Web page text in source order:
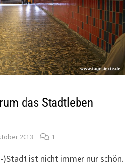
das Stadtleben
2013 1
)Stadt ist nicht immer nur schön.